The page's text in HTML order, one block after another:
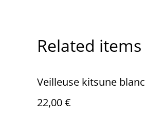
Related items
Veilleuse kitsune blanc
22,00 €